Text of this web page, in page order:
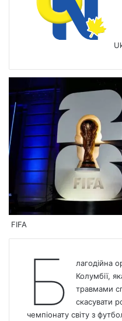
FIFA
Б
лагодійна
Колумбії,
травмами
скасувати
чемпіонату світу з